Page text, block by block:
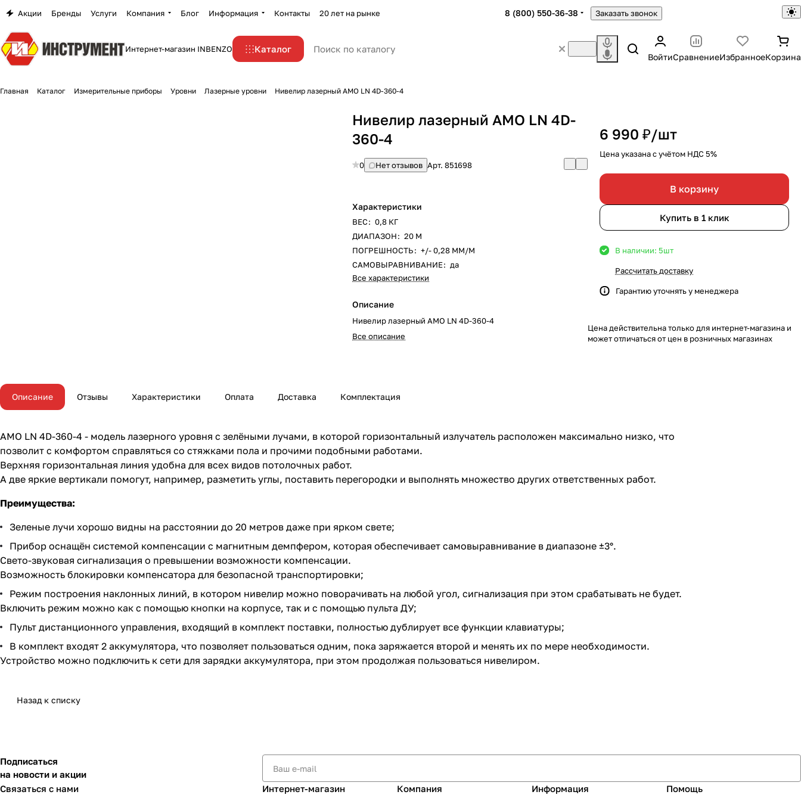
Акции Бренды Услуги Компания Блог Информация Контакты 20 лет на рынке 8 (800) 550-36-38 Заказать звонок
Интернет-магазин INBENZO Каталог
ВойтиСравнениеИзбранноеКорзина
Главная Каталог Измерительные приборы Уровни Лазерные уровни Нивелир лазерный AMO LN 4D-360-4
Нивелир лазерный AMO LN 4D-
360-4
0 Нет отзывов Арт.851698
Характеристики
ВЕС: 0,8 КГ
ДИАПАЗОН: 20 М
ПОГРЕШНОСТЬ: +/- 0,28 ММ/М
САМОВЫРАВНИВАНИЕ: да
Все характеристики
Описание
Нивелир лазерный AMO LN 4D-360-4
Все описание
6 990 ₽/шт
Цена указана с учётом НДС 5%
В корзину
Купить в 1 клик
В наличии: 5шт
Рассчитать доставку
Гарантию уточнять у менеджера
Цена действительна только для интернет-магазина и
может отличаться от цен в розничных магазинах
Описание Отзывы Характеристики Оплата Доставка Комплектация
АМО LN 4D-360-4 - модель лазерного уровня с зелёными лучами, в которой горизонтальный излучатель расположен максимально низко, что
позволит с комфортом справляться со стяжками пола и прочими подобными работами.
Верхняя горизонтальная линия удобна для всех видов потолочных работ.
А две яркие вертикали помогут, например, разметить углы, поставить перегородки и выполнять множество других ответственных работ.
Преимущества:
Зеленые лучи хорошо видны на расстоянии до 20 метров даже при ярком свете;
Прибор оснащён системой компенсации с магнитным демпфером, которая обеспечивает самовыравнивание в диапазоне ±3°.
Свето-звуковая сигнализация о превышении возможности компенсации.
Возможность блокировки компенсатора для безопасной транспортировки;
Режим построения наклонных линий, в котором нивелир можно поворачивать на любой угол, сигнализация при этом срабатывать не будет.
Включить режим можно как с помощью кнопки на корпусе, так и с помощью пульта ДУ;
Пульт дистанционного управления, входящий в комплект поставки, полностью дублирует все функции клавиатуры;
В комплект входят 2 аккумулятора, что позволяет пользоваться одним, пока заряжается второй и менять их по мере необходимости.
Устройство можно подключить к сети для зарядки аккумулятора, при этом продолжая пользоваться нивелиром.
Назад к списку
Подписаться
на новости и акции
Связаться с нами
Интернет-магазин Компания Информация Помощь